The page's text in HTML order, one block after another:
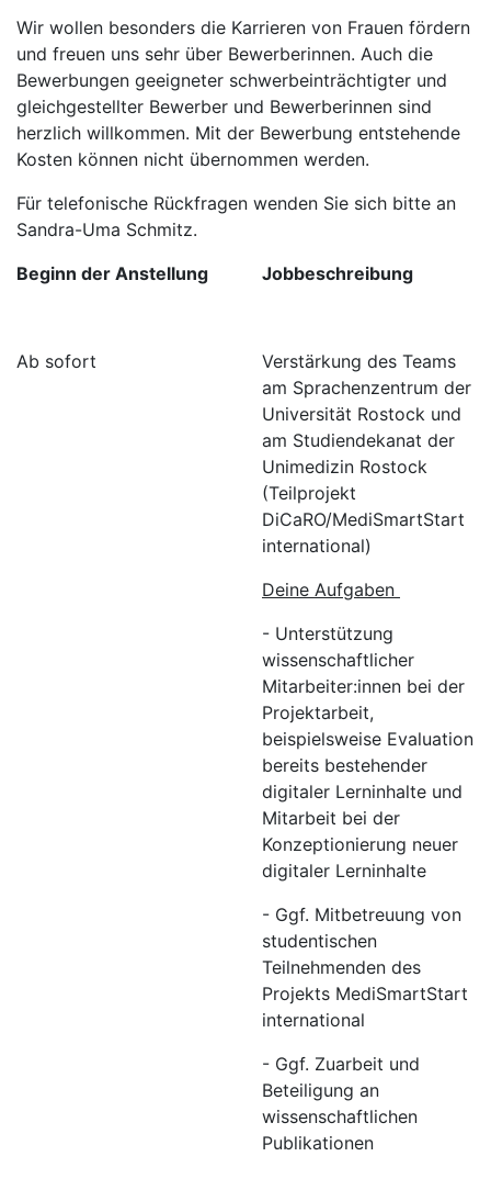
Wir wollen besonders die Karrieren von Frauen fördern
und freuen uns sehr über Bewerberinnen. Auch die
Bewerbungen geeigneter schwerbeinträchtigter und
gleichgestellter Bewerber und Bewerberinnen sind
herzlich willkommen. Mit der Bewerbung entstehende
Kosten können nicht übernommen werden.
Für telefonische Rückfragen wenden Sie sich bitte an
Sandra-Uma Schmitz.
Beginn der Anstellung
Ab sofort
Jobbeschreibung
Verstärkung des Teams
am Sprachenzentrum der
Universität Rostock und
am Studiendekanat der
Unimedizin Rostock
(Teilprojekt
DiCaRO/MediSmartStart
international)
Deine Aufgaben
- Unterstützung
wissenschaftlicher
Mitarbeiter:innen bei der
Projektarbeit,
beispielsweise Evaluation
bereits bestehender
digitaler Lerninhalte und
Mitarbeit bei der
Konzeptionierung neuer
digitaler Lerninhalte
- Ggf. Mitbetreuung von
studentischen
Teilnehmenden des
Projekts MediSmartStart
international
- Ggf. Zuarbeit und
Beteiligung an
wissenschaftlichen
Publikationen